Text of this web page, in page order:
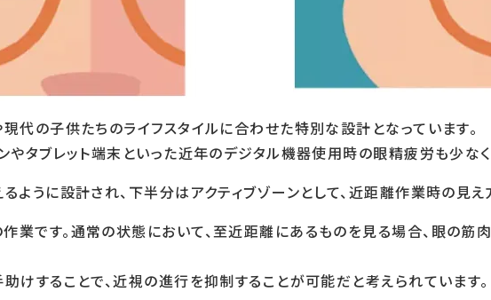
代の子供たちのライフスタイルに合わせた特別な設計となっています。
やタブレット端末といった近年のデジタル機器使用時の眼精疲労も少なく
ように設計され、下半分はアクティブゾーンとして、近距離作業時の見え
です。通常の状態において、至近距離にあるものを見る場合、眼の筋肉
けすることで、近視の進行を抑制することが可能だと考えられています。